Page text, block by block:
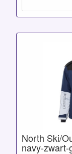
North Ski/
navy-